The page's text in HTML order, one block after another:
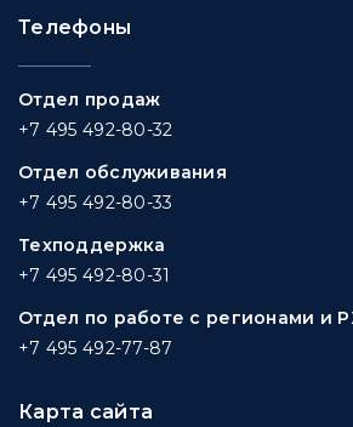
Телефоны
Отдел продаж
+7 495 492-80-32
Отдел обслуживания
+7 495 492-80-33
Техподдержка
+7 495 492-80-31
Отдел по работе с регионами и
+7 495 492-77-87
Карта сайта